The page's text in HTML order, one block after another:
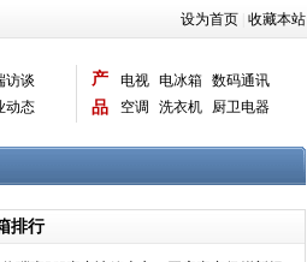
设为首页 收藏本站
访谈
动态
产
品
电视 电冰箱 数码通讯
空调
洗衣机
厨卫电器
排行